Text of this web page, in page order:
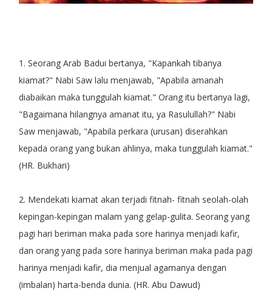
1. Seorang Arab Badui bertanya, "Kapankah tibanya
kiamat?" Nabi Saw lalu menjawab, "Apabila amanah
diabaikan maka tunggulah kiamat." Orang itu bertanya lagi,
"Bagaimana hilangnya amanat itu, ya Rasulullah?" Nabi
Saw menjawab, "Apabila perkara (urusan) diserahkan
kepada orang yang bukan ahlinya, maka tunggulah kiamat."
(HR. Bukhari)
2. Mendekati kiamat akan terjadi fitnah- fitnah seolah-olah
kepingan-kepingan malam yang gelap-gulita. Seorang yang
pagi hari beriman maka pada sore harinya menjadi kafir,
dan orang yang pada sore harinya beriman maka pada pagi
harinya menjadi kafir, dia menjual agamanya dengan
(imbalan) harta-benda dunia. (HR. Abu Dawud)